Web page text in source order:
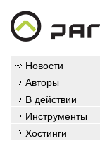
Новости
Авторы
В действии
Инструменты
Хостинги